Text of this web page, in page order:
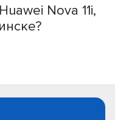
Nova 11i,